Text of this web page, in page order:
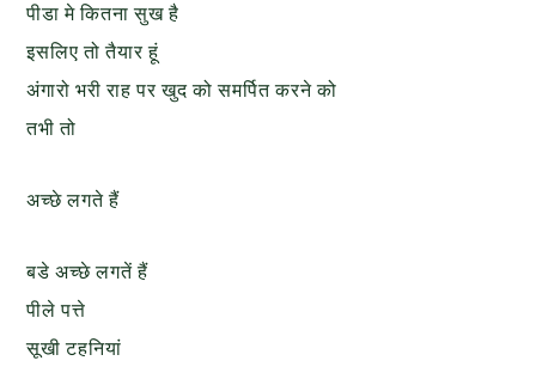
पीडा मे कितना सुख है
इसलिए तो तैयार हूं
अंगारो भरी राह पर खुद को समर्पित करने को
तभी तो
अच्छे लगते हैं
बडे अच्छे लगतें हैं
पीले पत्ते
सूखी टहनियां